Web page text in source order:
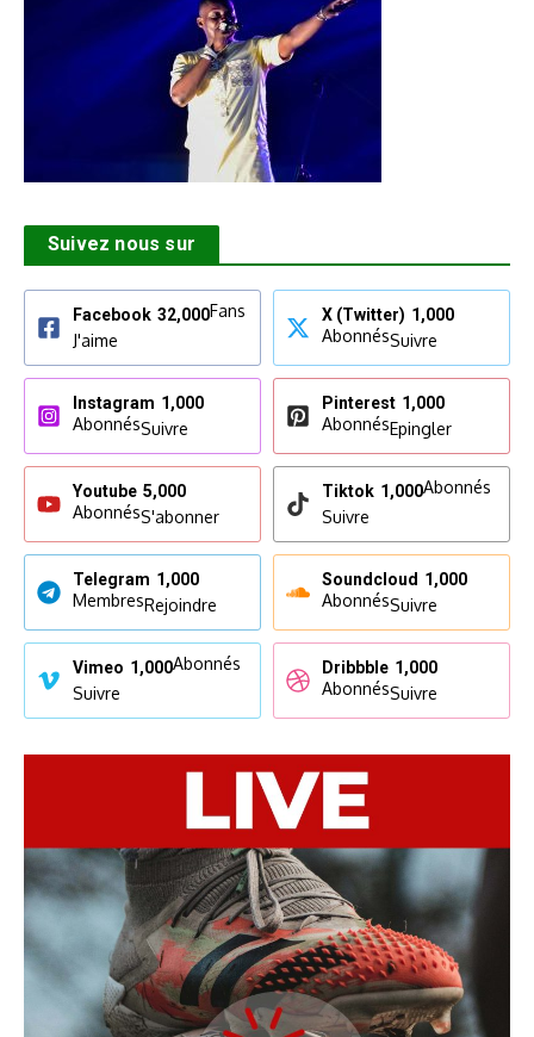
Suivez nous sur
Facebook 32,000Fans
J'aime
X (Twitter) 1,000
AbonnésSuivre
Instagram 1,000
AbonnésSuivre
Pinterest 1,000
AbonnésEpingler
Youtube 5,000
AbonnésS'abonner
Tiktok 1,000Abonnés
Suivre
Telegram 1,000
MembresRejoindre
Soundcloud 1,000
AbonnésSuivre
Vimeo 1,000Abonnés
Suivre
Dribbble 1,000
AbonnésSuivre